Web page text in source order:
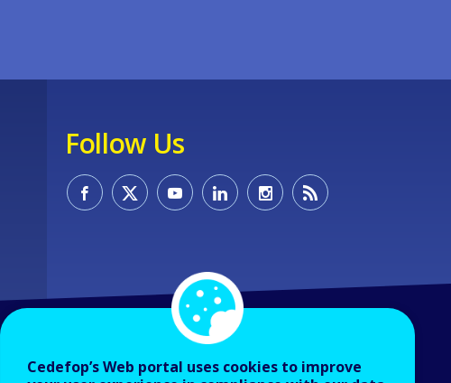
Follow Us
Cedefop’s Web portal uses cookies to improve